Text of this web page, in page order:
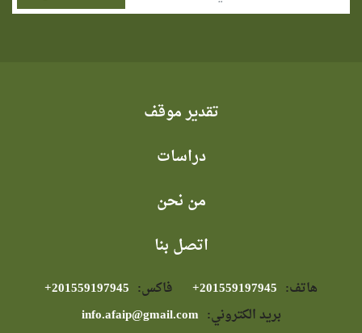
تقدير موقف
دراسات
من نحن
اتصل بنا
هاتف: فاكس:
بريد الكتروني: info.afaip@gmail.com